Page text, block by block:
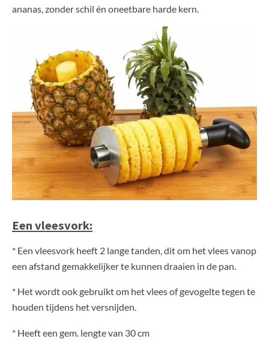
ananas, zonder schil én oneetbare harde kern.
Een vleesvork:
* Een vleesvork heeft 2 lange tanden, dit om het vlees vanop
een afstand gemakkelijker te kunnen draaien in de pan.
* Het wordt ook gebruikt om het vlees of gevogelte tegen te
houden tijdens het versnijden.
* Heeft een gem. lengte van 30 cm